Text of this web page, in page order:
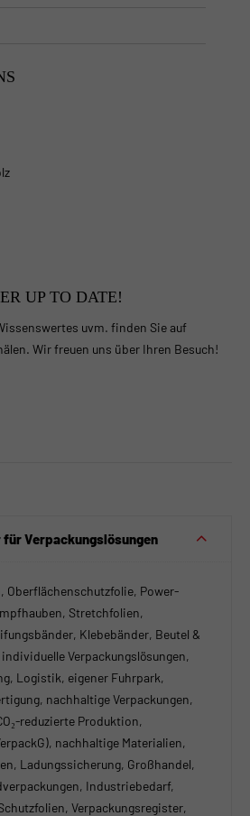
UP TO DATE!
uvm. finden Sie auf
Wir freuen uns über Ihren Besuch!
Verpackungslösungen
Oberflächenschutzfolie, Power-
Stretchfolien,
Klebebänder, Beutel &
Verpackungslösungen,
Logistik, eigener Fuhrpark,
nachhaltige Verpackungen,
reduzierte Produktion,
nachhaltige Materialien,
Ladungssicherung, Großhandel,
Industriebedarf,
Verpackungsregister,